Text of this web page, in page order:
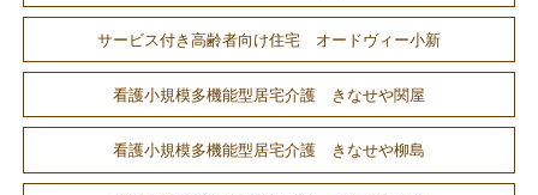
サービス付き高齢者向け住宅 オードヴィー小新
看護小規模多機能型居宅介護 きなせや関屋
看護小規模多機能型居宅介護 きなせや柳島